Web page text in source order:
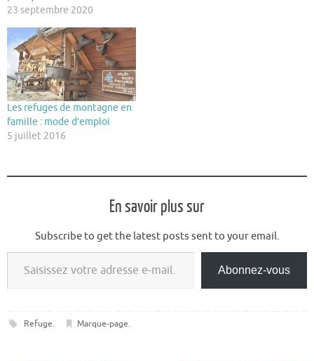
23 septembre 2020
Les refuges de montagne en
famille : mode d’emploi
5 juillet 2016
En savoir plus sur
Subscribe to get the latest posts sent to your email.
Saisissez votre adresse e-mail…
Abonnez-vous
Refuge. Marque-page.